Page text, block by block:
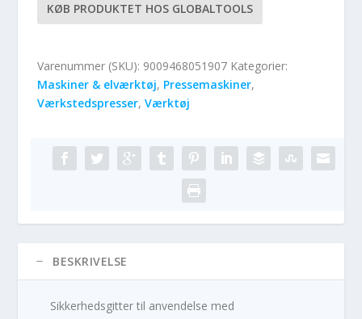
KØB PRODUKTET HOS GLOBALTOOLS
Varenummer (SKU): 9009468051907 Kategorier:
Maskiner & elværktøj, Pressemaskiner,
Værkstedspresser,Værktøj
BESKRIVELSE
Sikkerhedsgitter til anvendelse med